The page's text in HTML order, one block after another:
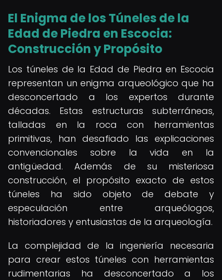
El Enigma de los Túneles de la
Edad de Piedra en Escocia:
Construcción y Propósito
Los túneles de la Edad de Piedra en Escocia
representan un enigma arqueológico que ha
desconcertado a los expertos durante
décadas. Estas estructuras subterráneas,
talladas en la roca con herramientas
primitivas, han desafiado las explicaciones
convencionales sobre la vida en la
antigüedad. Además de su misteriosa
construcción, el propósito exacto de estos
túneles ha sido objeto de debate y
especulación entre arqueólogos,
historiadores y entusiastas de la arqueología.
La complejidad de la ingeniería necesaria
para crear estos túneles con herramientas
rudimentarias ha desconcertado a los